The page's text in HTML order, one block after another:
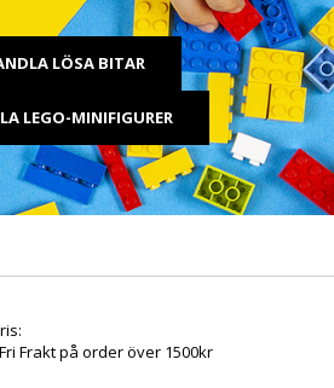
LÖSA BITAR
LEGO-MINIFIGURER
Frakt på order över 1500kr